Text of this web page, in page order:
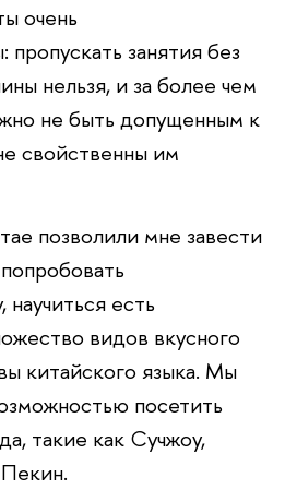
очень
занятия без
нельзя, и за более чем
не быть допущенным к
свойственны им
позволили мне завести
есть
видов вкусного
китайского языка. Мы
посетить
такие как Сучжоу,